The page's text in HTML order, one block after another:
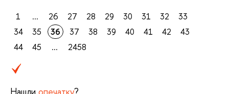
1 ... 26 27 28 29 30 31 32
33
34
35 36 37 38 39 40 41 42
43
44
45 ... 2458